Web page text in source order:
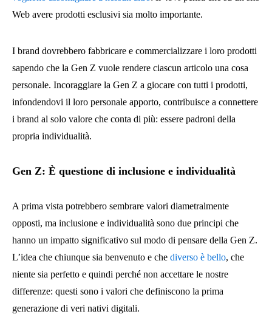
Web avere prodotti esclusivi sia molto importante.
I brand dovrebbero fabbricare e commercializzare i loro prodotti
sapendo che la Gen Z vuole rendere ciascun articolo una cosa
personale. Incoraggiare la Gen Z a giocare con tutti i prodotti,
infondendovi il loro personale apporto, contribuisce a connettere
i brand al solo valore che conta di più: essere padroni della
propria individualità.
Gen Z: È questione di inclusione e individualità
A prima vista potrebbero sembrare valori diametralmente
opposti, ma inclusione e individualità sono due principi che
hanno un impatto significativo sul modo di pensare della Gen Z.
L’idea che chiunque sia benvenuto e che diverso è bello, che
niente sia perfetto e quindi perché non accettare le nostre
differenze: questi sono i valori che definiscono la prima
generazione di veri nativi digitali.